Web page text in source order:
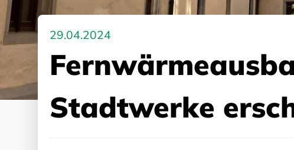
29.04.2024
Stadtwerke